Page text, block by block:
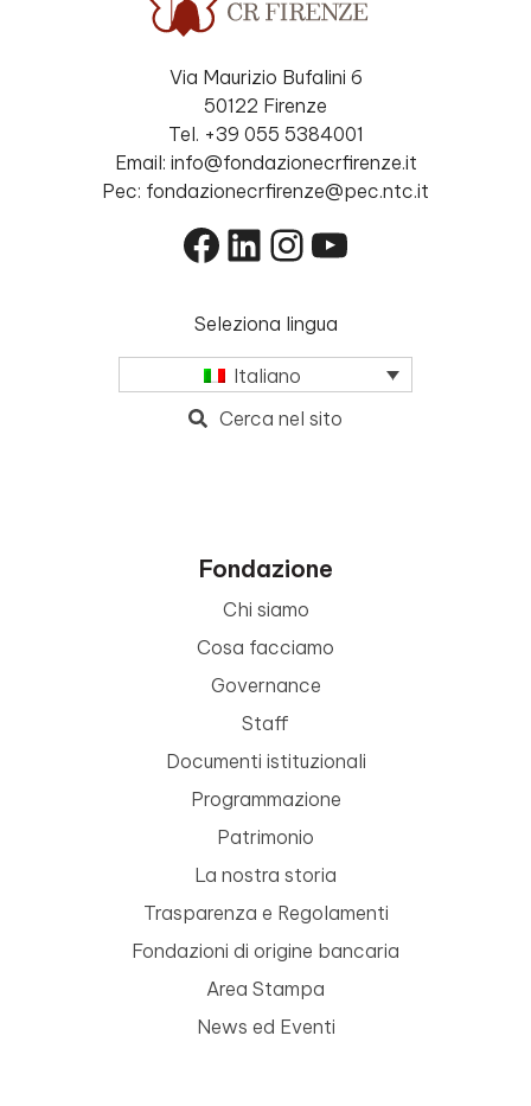
Via Maurizio Bufalini 6
50122 Firenze
Tel. +39 055 5384001
Email: info@fondazionecrfirenze.it
Pec: fondazionecrfirenze@pec.ntc.it
Facebook
LinkedIn
Instagram
YouTube
Seleziona lingua
Italiano
Cerca nel sito
Fondazione
Chi siamo
Cosa facciamo
Governance
Staff
Documenti istituzionali
Programmazione
Patrimonio
La nostra storia
Trasparenza e Regolamenti
Fondazioni di origine bancaria
Area Stampa
News ed Eventi